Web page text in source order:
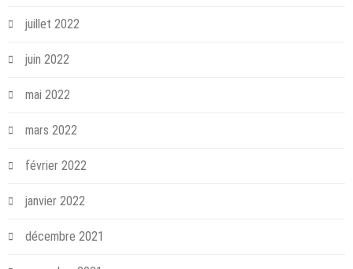
juillet 2022
juin 2022
mai 2022
mars 2022
février 2022
janvier 2022
décembre 2021